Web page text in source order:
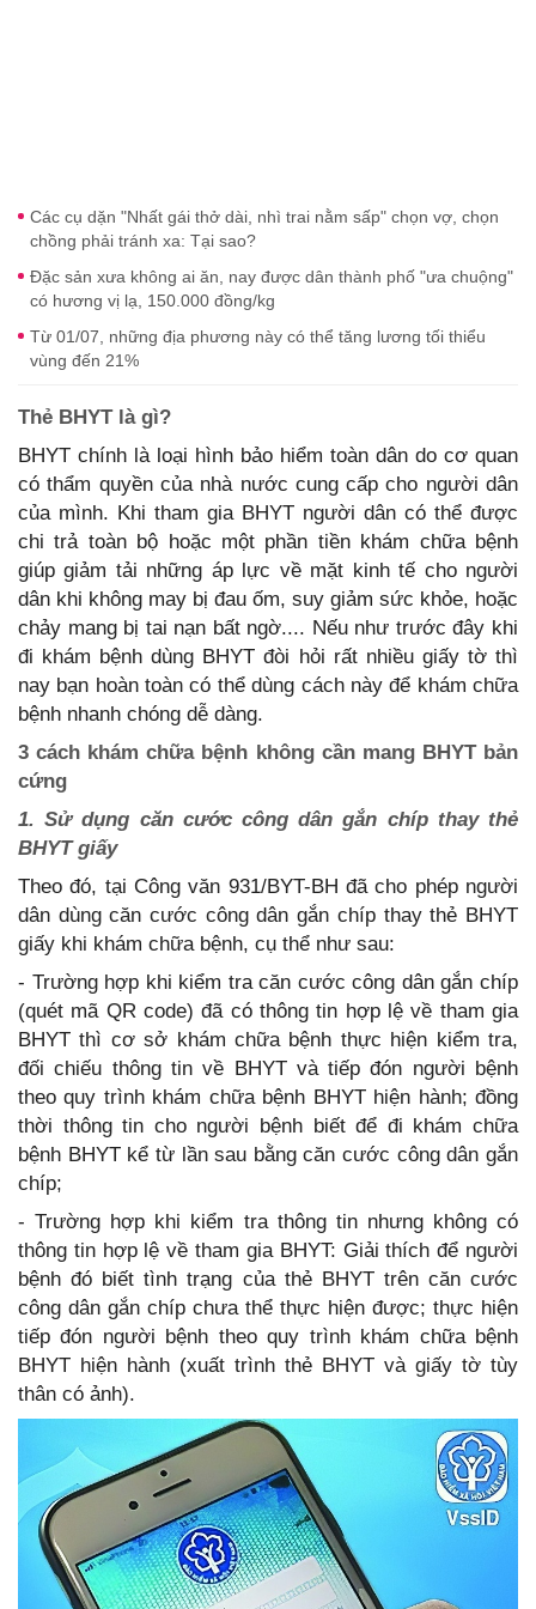
Các cụ dặn "Nhất gái thở dài, nhì trai nằm sấp" chọn vợ, chọn
chồng phải tránh xa: Tại sao?
Đặc sản xưa không ai ăn, nay được dân thành phố "ưa chuộng"
có hương vị lạ, 150.000 đồng/kg
Từ 01/07, những địa phương này có thể tăng lương tối thiểu
vùng đến 21%
Thẻ BHYT là gì?
BHYT chính là loại hình bảo hiểm toàn dân do cơ quan
có thẩm quyền của nhà nước cung cấp cho người dân
của mình. Khi tham gia BHYT người dân có thể được
chi trả toàn bộ hoặc một phần tiền khám chữa bệnh
giúp giảm tải những áp lực về mặt kinh tế cho người
dân khi không may bị đau ốm, suy giảm sức khỏe, hoặc
chảy mang bị tai nạn bất ngờ.... Nếu như trước đây khi
đi khám bệnh dùng BHYT đòi hỏi rất nhiều giấy tờ thì
nay bạn hoàn toàn có thể dùng cách này để khám chữa
bệnh nhanh chóng dễ dàng.
3 cách khám chữa bệnh không cần mang BHYT bản
cứng
1. Sử dụng căn cước công dân gắn chíp thay thẻ
BHYT giấy
Theo đó, tại Công văn 931/BYT-BH đã cho phép người
dân dùng căn cước công dân gắn chíp thay thẻ BHYT
giấy khi khám chữa bệnh, cụ thể như sau:
- Trường hợp khi kiểm tra căn cước công dân gắn chíp
(quét mã QR code) đã có thông tin hợp lệ về tham gia
BHYT thì cơ sở khám chữa bệnh thực hiện kiểm tra,
đối chiếu thông tin về BHYT và tiếp đón người bệnh
theo quy trình khám chữa bệnh BHYT hiện hành; đồng
thời thông tin cho người bệnh biết để đi khám chữa
bệnh BHYT kể từ lần sau bằng căn cước công dân gắn
chíp;
- Trường hợp khi kiểm tra thông tin nhưng không có
thông tin hợp lệ về tham gia BHYT: Giải thích để người
bệnh đó biết tình trạng của thẻ BHYT trên căn cước
công dân gắn chíp chưa thể thực hiện được; thực hiện
tiếp đón người bệnh theo quy trình khám chữa bệnh
BHYT hiện hành (xuất trình thẻ BHYT và giấy tờ tùy
thân có ảnh).